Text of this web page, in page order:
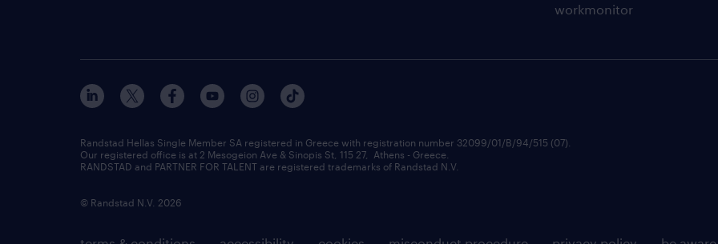
workmonitor
Randstad Hellas Single Member SA registered in Greece with registration number 32099/01/B/94/515 (07).
Our registered office is at 2 Mesogeion Ave & Sinopis St, 115 27, Athens - Greece.
RANDSTAD and PARTNER FOR TALENT are registered trademarks of Randstad N.V.
© Randstad N.V. 2026